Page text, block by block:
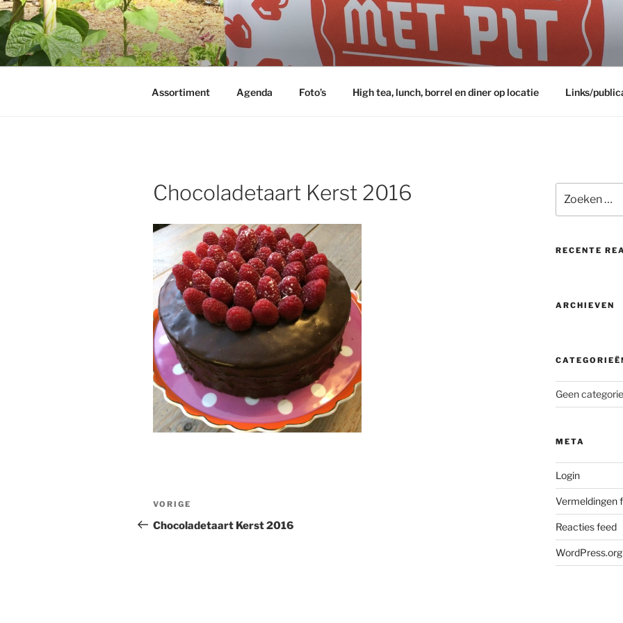
Ga
naar
de
inhoud
Assortiment Agenda Foto’s High tea, lunch, borrel en diner op locatie Links/
Chocoladetaart Kerst 2016
Bericht
navigatie
Vorig
bericht
VORIGE
Chocoladetaart Kerst 2016
naar:
RECENTE
ARCHIEVEN
Geen
META
Login
Vermeldingen
Reacties feed
WordPress.org